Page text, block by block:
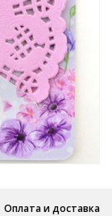
Оплата и доставка